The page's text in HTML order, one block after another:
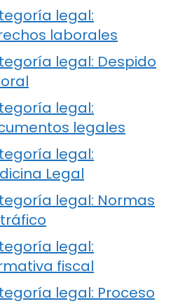
legal:
laborales
legal: Despido
legal:
legales
legal:
Legal
legal: Normas
legal:
fiscal
legal: Proceso